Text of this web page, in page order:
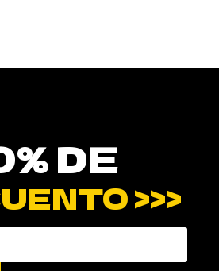
DE
>>>